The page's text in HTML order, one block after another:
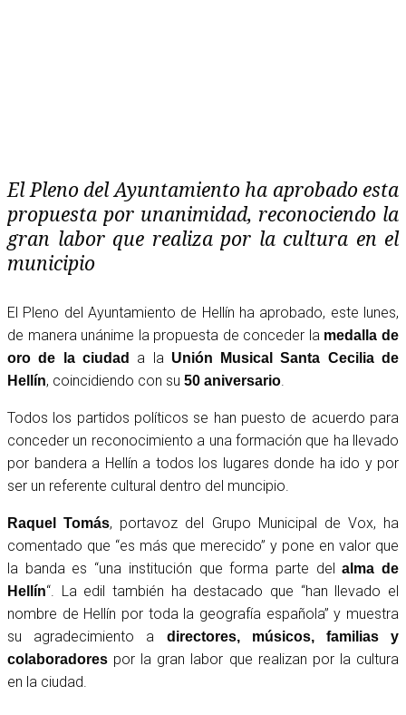
El Pleno del Ayuntamiento ha aprobado esta
propuesta por unanimidad, reconociendo la
gran labor que realiza por la cultura en el
municipio
El Pleno del Ayuntamiento de Hellín ha aprobado, este lunes,
de manera unánime la propuesta de conceder la medalla de
oro de la ciudad
a la Unión Musical Santa Cecilia de
Hellín, coincidiendo con su 50 aniversario
Todos los partidos políticos se han puesto de acuerdo para
conceder un reconocimiento a una formación que ha llevado
por bandera a Hellín a todos los lugares donde ha ido y por
ser un referente cultural dentro del muncipio.
Raquel Tomás, portavoz del Grupo Municipal de Vox, ha
comentado que “es más que merecido” y pone en valor que
la banda es “una institución que forma parte delalma de
Hellín“. La edil también ha destacado que “han llevado el
nombre de Hellín por toda la geografía española” y muestra
su agradecimiento a directores, músicos, familias y
colaboradores por la gran labor que realizan por la cultura
en la ciudad.